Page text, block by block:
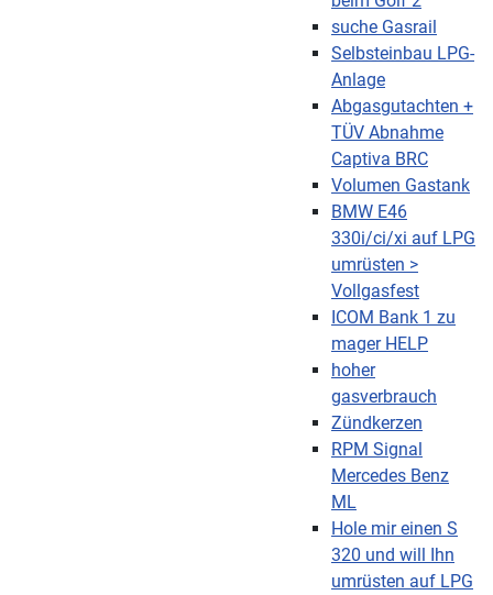
suche Gasrail
Selbsteinbau LPG-
Anlage
Abgasgutachten +
TÜV Abnahme
Captiva BRC
Volumen Gastank
BMW E46
330i/ci/xi auf LPG
umrüsten >
Vollgasfest
ICOM Bank 1 zu
mager HELP
hoher
gasverbrauch
Zündkerzen
RPM Signal
Mercedes Benz
ML
Hole mir einen S
320 und will Ihn
umrüsten auf LPG